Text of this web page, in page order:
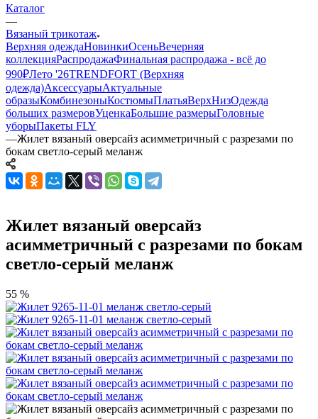
Каталог
—
Вязаный трикотаж
Верхняя одеждаНовинкиОсеньВечерняя
коллекцияРаспродажаФинальная распродажа - всё до
990₽Лето '26TRENDFORT (Верхняя
одежда)АксессуарыАктуальные
образыКомбинезоныКостюмыПлатьяВерхНизОдежда
больших размеровУценкаБольшие размерыГоловные
уборыПакеты FLY
—Жилет вязаный оверсайз асимметричный с разрезами по
бокам светло-серый меланж
Жилет вязаный оверсайз
асимметричный с разрезами по бокам
светло-серый меланж
55 %